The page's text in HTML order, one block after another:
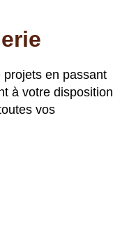
en passant
à votre disposition
vos